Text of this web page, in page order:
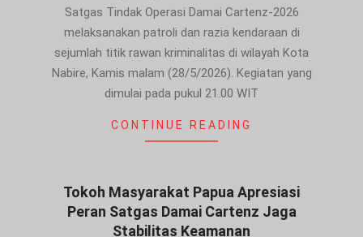
Satgas Tindak Operasi Damai Cartenz-2026
melaksanakan patroli dan razia kendaraan di
sejumlah titik rawan kriminalitas di wilayah Kota
Nabire, Kamis malam (28/5/2026). Kegiatan yang
dimulai pada pukul 21.00 WIT
CONTINUE READING
Tokoh Masyarakat Papua Apresiasi
Peran Satgas Damai Cartenz Jaga
Stabilitas Keamanan